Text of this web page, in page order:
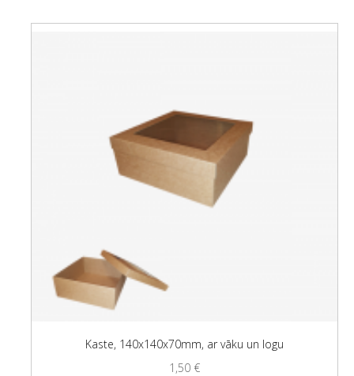
Kaste, 140x140x70mm, ar vāku un logu
1,50 €